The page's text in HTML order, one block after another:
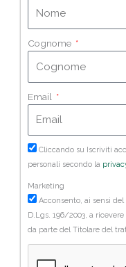
Cognome
Email
Cliccando su Iscriviti
personali secondo la
Marketing
Acconsento, ai sensi
D.Lgs. 196/2003, a
da parte del Titolare del